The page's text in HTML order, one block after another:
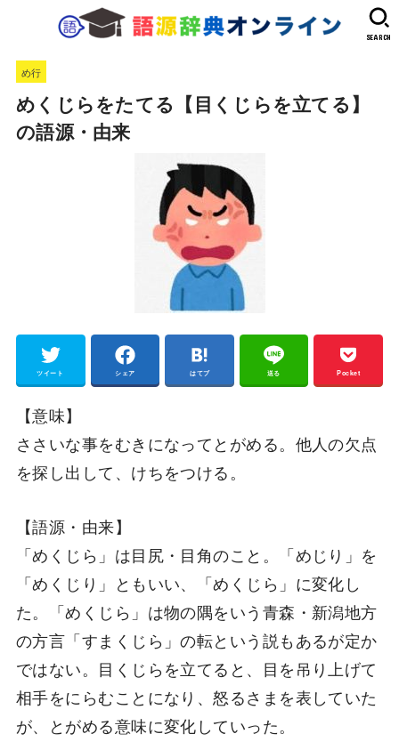
SEARCH
め行
めくじらをたてる【目くじらを立てる】
の語源・由来
ツイート シェア はてブ 送る Pocket
【意味】
ささいな事をむきになってとがめる。他人の欠点
を探し出して、けちをつける。
【語源・由来】
「めくじら」は目尻・目角のこと。「めじり」を
「めくじり」ともいい、「めくじら」に変化し
た。「めくじら」は物の隅をいう青森・新潟地方
の方言「すまくじら」の転という説もあるが定か
ではない。目くじらを立てると、目を吊り上げて
相手をにらむことになり、怒るさまを表していた
が、とがめる意味に変化していった。